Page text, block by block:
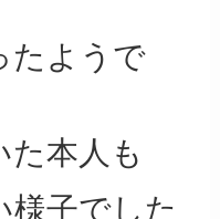
たようで
本人も
様子でした